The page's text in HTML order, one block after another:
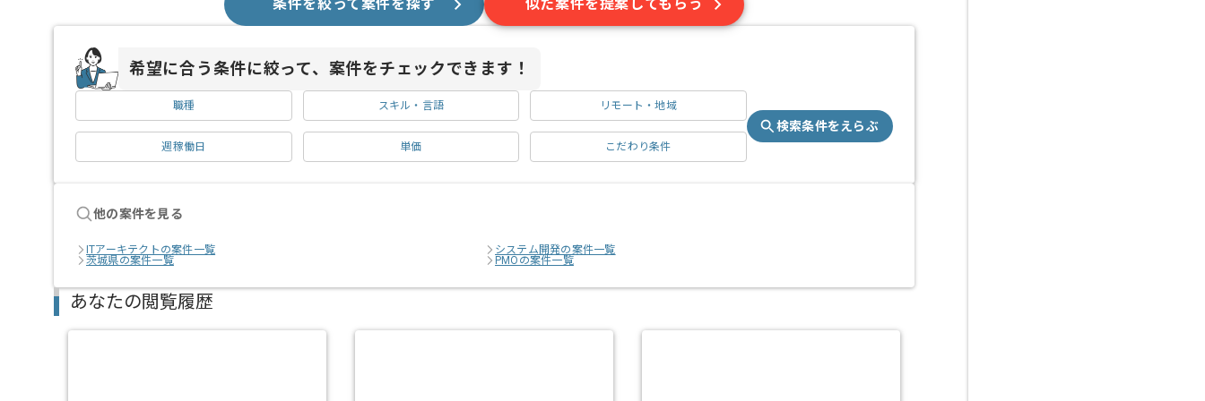
条件を絞って案件を探す 似た案件を提案してもらう
希望に合う条件に絞って、案件をチェックできます！
職種 スキル・言語 リモート・地域
週稼働日 単価 こだわり条件
検索条件をえらぶ
他の案件を見る
ITアーキテクトの案件一覧
システム開発の案件一覧
茨城県の案件一覧
PMOの案件一覧
あなたの閲覧履歴